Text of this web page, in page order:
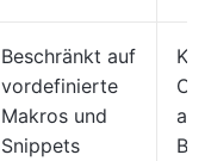
Beschränkt auf
vordefinierte
Makros und
Snippets
auf